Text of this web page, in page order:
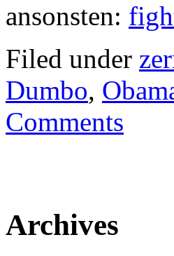
ansonsten:
Filed under
Dumbo,
Comments
Archives